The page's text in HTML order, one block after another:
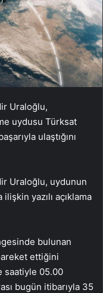
Uraloğlu,
uydusu Türksat
ulaştığını
Uraloğlu, uydunun
yazılı açıklama
bulunan
ettiğini
saatiyle 05.00
bugün itibarıyla 35